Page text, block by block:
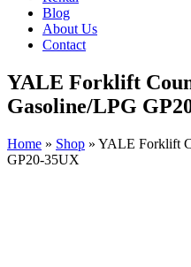
Blog
About Us
Contact
YALE Forklift
Gasoline/LPG
Home » Shop » YALE Forklift
GP20-35UX